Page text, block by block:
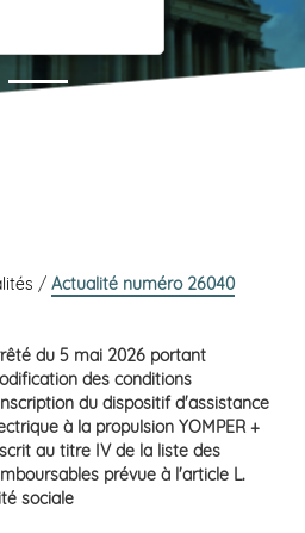
/ Actualité numéro 26040
du 5 mai 2026 portant
des conditions
du dispositif d'assistance
à la propulsion YOMPER +
au titre IV de la liste des
prévue à l'article L.
sociale